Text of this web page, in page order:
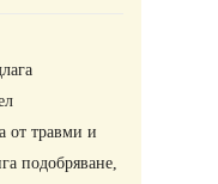
от травми и
подобряване,